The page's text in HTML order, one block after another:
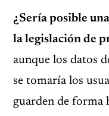
¿Sería posible
la legislación de
aunque los datos
se tomaría los
guarden de forma